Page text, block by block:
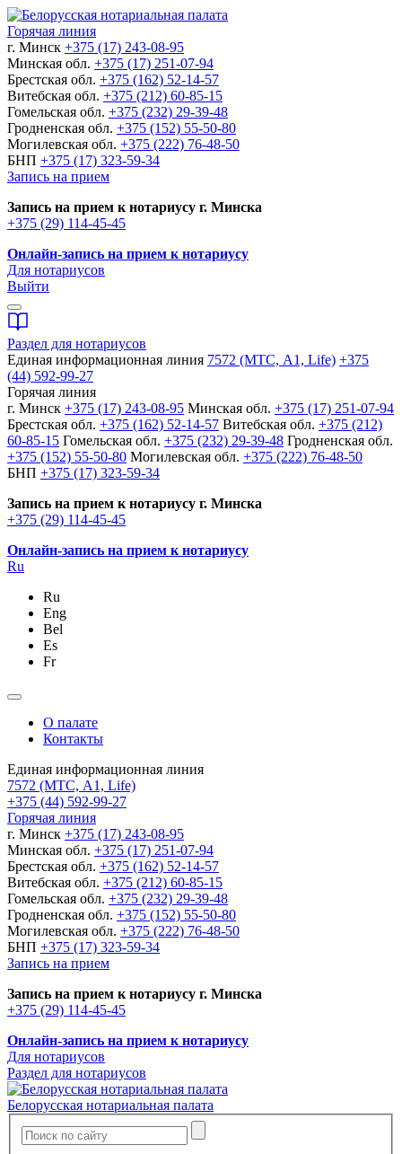
Горячая линия
г. Минск +375 (17) 243-08-95
Минская обл. +375 (17) 251-07-94
Брестская обл. +375 (162) 52-14-57
Витебская обл. +375 (212) 60-85-15
Гомельская обл. +375 (232) 29-39-48
Гродненская обл. +375 (152) 55-50-80
Могилевская обл. +375 (222) 76-48-50
БНП +375 (17) 323-59-34
Запись на прием
Запись на прием к нотариусу г. Минска
+375 (29) 114-45-45
Онлайн-запись на прием к нотариусу
Для нотариусов
Выйти
Раздел для нотариусов
Единая информационная линия 7572 (МТС, A1, Life) +375
(44) 592-99-27
Горячая линия
г. Минск +375 (17) 243-08-95 Минская обл. +375 (17) 251-07-94
Брестская обл. +375 (162) 52-14-57 Витебская обл. +375 (212)
60-85-15 Гомельская обл. +375 (232) 29-39-48 Гродненская обл.
+375 (152) 55-50-80 Могилевская обл. +375 (222) 76-48-50
БНП +375 (17) 323-59-34
Запись на прием к нотариусу г. Минска
+375 (29) 114-45-45
Онлайн-запись на прием к нотариусу
Ru
Ru
Eng
Bel
Es
Fr
О палате
Контакты
Единая информационная линия
7572 (МТС, A1, Life)
+375 (44) 592-99-27
Горячая линия
г. Минск +375 (17) 243-08-95
Минская обл. +375 (17) 251-07-94
Брестская обл. +375 (162) 52-14-57
Витебская обл. +375 (212) 60-85-15
Гомельская обл. +375 (232) 29-39-48
Гродненская обл. +375 (152) 55-50-80
Могилевская обл. +375 (222) 76-48-50
БНП +375 (17) 323-59-34
Запись на прием
Запись на прием к нотариусу г. Минска
+375 (29) 114-45-45
Онлайн-запись на прием к нотариусу
Для нотариусов
Раздел для нотариусов
Белорусская нотариальная палата